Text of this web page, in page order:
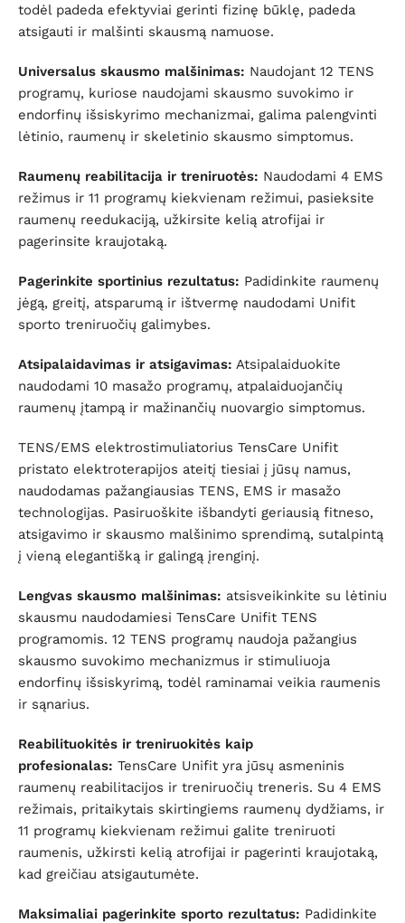
todėl padeda efektyviai gerinti fizinę būklę, padeda
atsigauti ir malšinti skausmą namuose.
Universalus skausmo malšinimas: Naudojant 12 TENS
programų, kuriose naudojami skausmo suvokimo ir
endorfinų išsiskyrimo mechanizmai, galima palengvinti
lėtinio, raumenų ir skeletinio skausmo simptomus.
Raumenų reabilitacija ir treniruotės: Naudodami 4 EMS
režimus ir 11 programų kiekvienam režimui, pasieksite
raumenų reedukaciją, užkirsite kelią atrofijai ir
pagerinsite kraujotaką.
Pagerinkite sportinius rezultatus: Padidinkite raumenų
jėgą, greitį, atsparumą ir ištvermę naudodami Unifit
sporto treniruočių galimybes.
Atsipalaidavimas ir atsigavimas: Atsipalaiduokite
naudodami 10 masažo programų, atpalaiduojančių
raumenų įtampą ir mažinančių nuovargio simptomus.
TENS/EMS elektrostimuliatorius TensCare Unifit
pristato elektroterapijos ateitį tiesiai į jūsų namus,
naudodamas pažangiausias TENS, EMS ir masažo
technologijas. Pasiruoškite išbandyti geriausią fitneso,
atsigavimo ir skausmo malšinimo sprendimą, sutalpintą
į vieną elegantišką ir galingą įrenginį.
Lengvas skausmo malšinimas: atsisveikinkite su lėtiniu
skausmu naudodamiesi TensCare Unifit TENS
programomis. 12 TENS programų naudoja pažangius
skausmo suvokimo mechanizmus ir stimuliuoja
endorfinų išsiskyrimą, todėl raminamai veikia raumenis
ir sąnarius.
Reabilituokitės ir treniruokitės kaip
profesionalas: TensCare Unifit yra jūsų asmeninis
raumenų reabilitacijos ir treniruočių treneris. Su 4 EMS
režimais, pritaikytais skirtingiems raumenų dydžiams, ir
11 programų kiekvienam režimui galite treniruoti
raumenis, užkirsti kelią atrofijai ir pagerinti kraujotaką,
kad greičiau atsigautumėte.
Maksimaliai pagerinkite sporto rezultatus: Padidinkite